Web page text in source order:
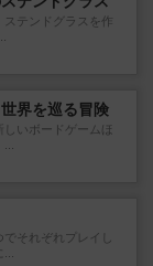
テンドグラスを作
界を巡る冒険
しいボードゲームほ
それぞれプレイし